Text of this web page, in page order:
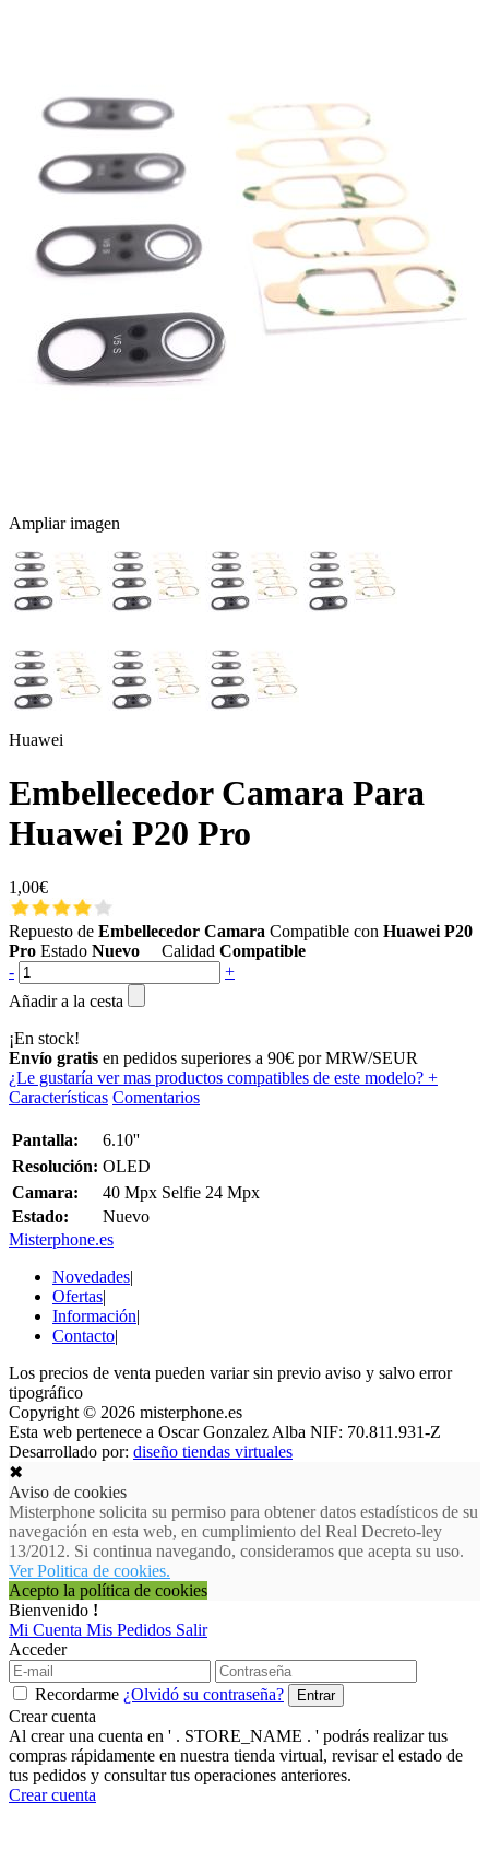
Ampliar imagen
Huawei
Embellecedor Camara Para
Huawei P20 Pro
1,00€
Repuesto de Embellecedor Camara Compatible con Huawei P20
Pro Estado Nuevo Calidad Compatible
-
+
Añadir a la cesta
¡En stock!
Envío gratis en pedidos superiores a 90€ por MRW/SEUR
¿Le gustaría ver mas productos compatibles de este modelo? +
Características Comentarios
Pantalla:
6.10''
Resolución: OLED
Camara:
40 Mpx Selfie 24 Mpx
Estado:
Nuevo
Misterphone.es
Novedades|
Ofertas|
Información|
Contacto|
Los precios de venta pueden variar sin previo aviso y salvo error
tipográfico
Copyright © 2026 misterphone.es
Esta web pertenece a Oscar Gonzalez Alba NIF: 70.811.931-Z
Desarrollado por: diseño tiendas virtuales
✖
Aviso de cookies
Misterphone solicita su permiso para obtener datos estadísticos de su
navegación en esta web, en cumplimiento del Real Decreto-ley
13/2012. Si continua navegando, consideramos que acepta su uso.
Ver Politica de cookies.
Acepto la política de cookies
Bienvenido !
Mi Cuenta Mis Pedidos Salir
Acceder
Recordarme ¿Olvidó su contraseña?
Crear cuenta
Al crear una cuenta en ' . STORE_NAME . ' podrás realizar tus
compras rápidamente en nuestra tienda virtual, revisar el estado de
tus pedidos y consultar tus operaciones anteriores.
Crear cuenta